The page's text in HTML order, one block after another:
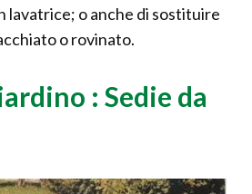
lavatrice; o anche di sostituire
o rovinato.
: Sedie da